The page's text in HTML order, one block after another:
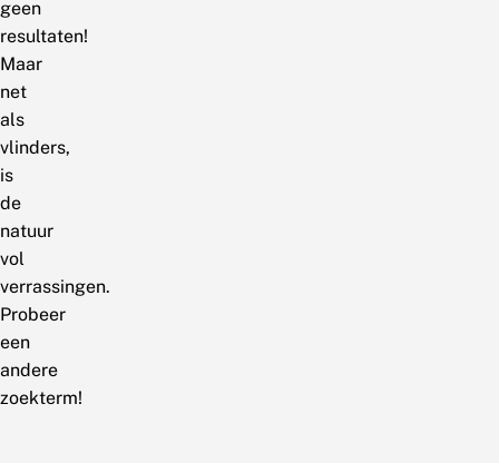
geen
resultaten!
Maar
net
als
vlinders,
is
de
natuur
vol
verrassingen.
Probeer
een
andere
zoekterm!